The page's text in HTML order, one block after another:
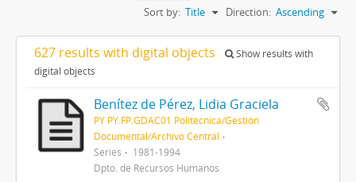
Sort by: Title Direction: Ascending
627 results with digital objects
Show results with
digital objects
Benítez de Pérez, Lidia Graciela
PY PY.FP.GDAC01 Politécnica/Gestión
Documental/Archivo Central
Series
1981-1994
Dpto. de Recursos Humanos